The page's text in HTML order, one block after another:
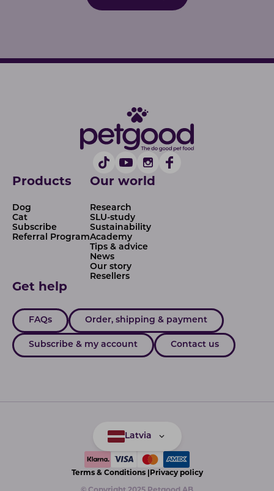
Products
Dog
Cat
Subscribe
Referral Program
Our world
Research
SLU-study
Sustainability
Academy
Tips & advice
News
Our story
Resellers
Get help
FAQs Order, shipping & payment
Subscribe & my account Contact us
Latvia
Terms & Conditions | Privacy policy